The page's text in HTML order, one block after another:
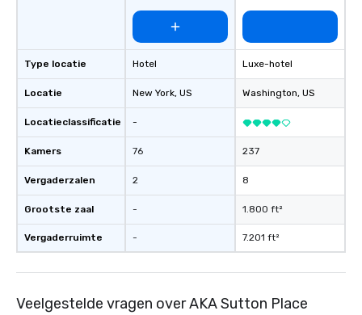
Type locatie
Locatie
Locatieclassificatie
Kamers
Vergaderzalen
Grootste zaal
Vergaderruimte
Hotel
New York, US
-
76
2
-
-
Luxe-hotel
Washington, US
237
8
1.800 ft²
7.201 ft²
Veelgestelde vragen over AKA Sutton Place